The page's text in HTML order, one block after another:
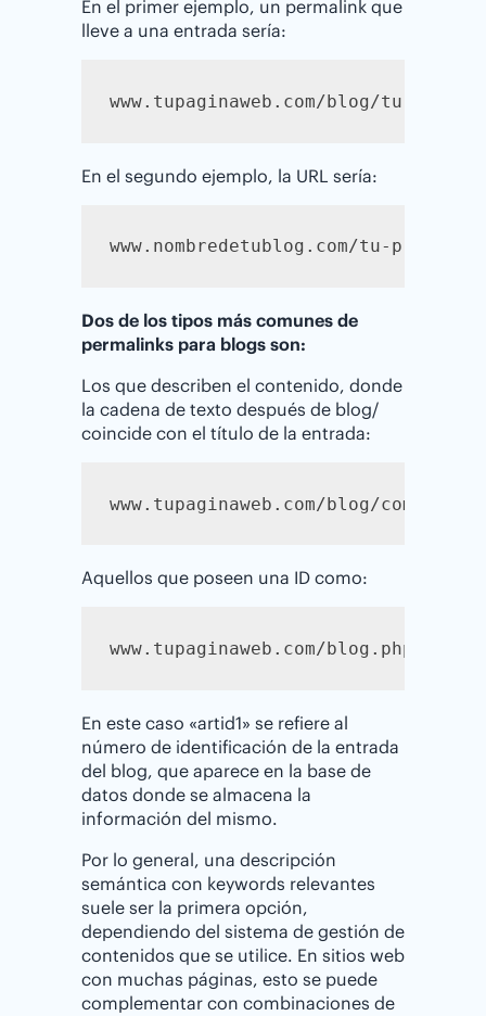
En el primer ejemplo, un permalink que
lleve a una entrada sería:
www.tupaginaweb.com/blog/tu-
En el segundo ejemplo, la URL sería:
www.nombredetublog.com/tu-
Dos de los tipos más comunes de
permalinks para blogs son:
Los que describen el contenido, donde
la cadena de texto después de blog/
coincide con el título de la entrada:
www.tupaginaweb.com/blog/como-
Aquellos que poseen una ID como:
www.tupaginaweb.com/
En este caso «artid1» se refiere al
número de identificación de la entrada
del blog, que aparece en la base de
datos donde se almacena la
información del mismo.
Por lo general, una descripción
semántica con keywords relevantes
suele ser la primera opción,
dependiendo del sistema de gestión de
contenidos que se utilice. En sitios web
con muchas páginas, esto se puede
complementar con combinaciones de